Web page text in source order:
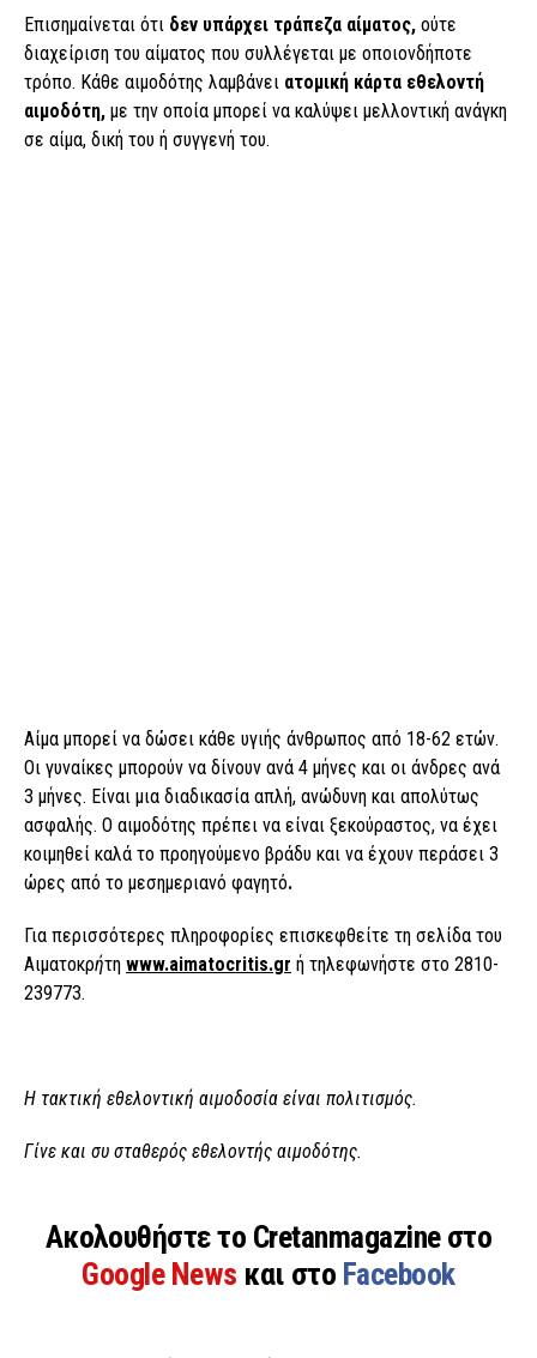
Επισημαίνεται ότι δεν υπάρχει τράπεζα αίματος, ούτε
διαχείριση του αίματος που συλλέγεται με οποιονδήποτε
τρόπο. Κάθε αιμοδότης λαμβάνει ατομική κάρτα εθελοντή
αιμοδότη, με την οποία μπορεί να καλύψει μελλοντική ανάγκη
σε αίμα, δική του ή συγγενή του.
Αίμα μπορεί να δώσει κάθε υγιής άνθρωπος από 18-62 ετών.
Οι γυναίκες μπορούν να δίνουν ανά 4 μήνες και οι άνδρες ανά
3 μήνες. Είναι μια διαδικασία απλή, ανώδυνη και απολύτως
ασφαλής. Ο αιμοδότης πρέπει να είναι ξεκούραστος, να έχει
κοιμηθεί καλά το προηγούμενο βράδυ και να έχουν περάσει 3
ώρες από το μεσημεριανό φαγητό.
Για περισσότερες πληροφορίες επισκεφθείτε τη σελίδα του
Αιματοκρήτη www.aimatocritis.gr ή τηλεφωνήστε στο 2810-
239773.
Η τακτική εθελοντική αιμοδοσία είναι πολιτισμός.
Γίνε και συ σταθερός εθελοντής αιμοδότης.
Ακολουθήστε το Cretanmagazine στο
Google News και στο Facebook